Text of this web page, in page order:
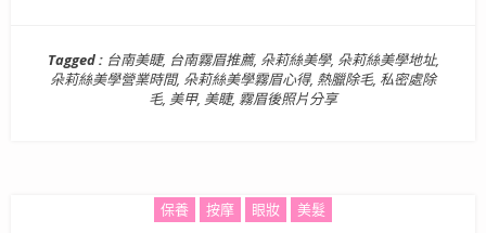
Tagged : 台南美睫, 台南霧眉推薦, 朵莉絲美學, 朵莉絲美學地址,
朵莉絲美學營業時間, 朵莉絲美學霧眉心得, 熱臘除毛, 私密處除
毛, 美甲, 美睫, 霧眉後照片分享
保養 按摩 眼妝 美髮